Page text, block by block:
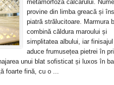
metamorfoza calcarului.
provine din limba greacă și
piatră strălucitoare. Marmura
combină căldura maroului și
simplitatea albului, iar
aduce frumusețea pietrei în
unui blat sofisticat și luxos în
foarte fină, cu o ...